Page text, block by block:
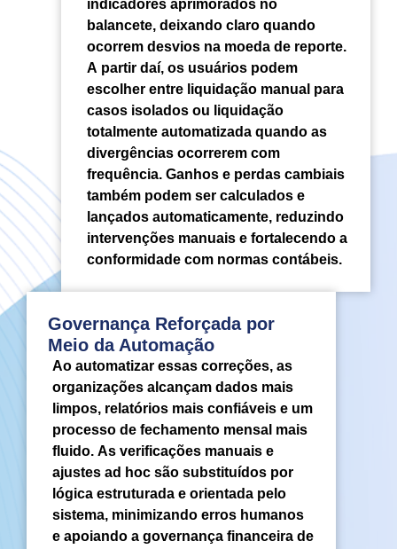
indicadores aprimorados no
balancete, deixando claro quando
ocorrem desvios na moeda de reporte.
A partir daí, os usuários podem
escolher entre liquidação manual para
casos isolados ou liquidação
totalmente automatizada quando as
divergências ocorrerem com
frequência. Ganhos e perdas cambiais
também podem ser calculados e
lançados automaticamente, reduzindo
intervenções manuais e fortalecendo a
conformidade com normas contábeis.
Governança Reforçada por
Meio da Automação
Ao automatizar essas correções, as
organizações alcançam dados mais
limpos, relatórios mais confiáveis e um
processo de fechamento mensal mais
fluido. As verificações manuais e
ajustes ad hoc são substituídos por
lógica estruturada e orientada pelo
sistema, minimizando erros humanos
e apoiando a governança financeira de